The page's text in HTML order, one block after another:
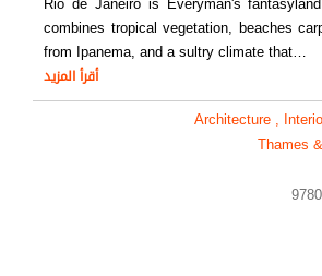
combines tropical vegetation, beaches
from Ipanema, and a sultry climate that…
أقرأ المزيد
Architecture ,
Thames